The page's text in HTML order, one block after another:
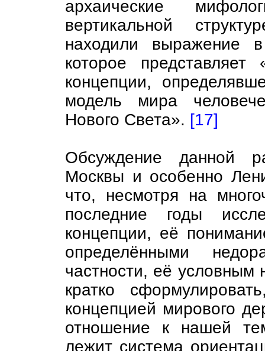
архаические
вертикальной
находили выражение
которое представляет
концепции,
модель мира
Нового Света». [17]
Обсуждение данной
Москвы и особенно
что, несмотря на
последние годы
концепции, её
определёнными
частности, её условным
кратко
концепцией мирового
отношение к нашей
лежит система